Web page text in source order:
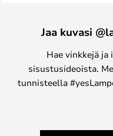
Jaa kuvasi
Hae vinkkejä ja
sisustusideoista.
tunnisteella